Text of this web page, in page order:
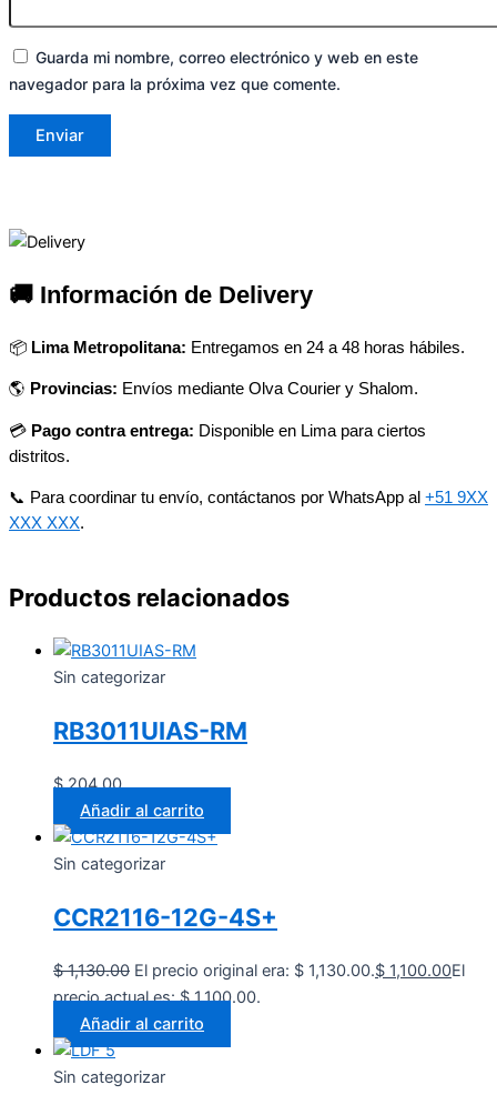
Guarda mi nombre, correo electrónico y web en este
navegador para la próxima vez que comente.
🚚 Información de Delivery
📦 Lima Metropolitana: Entregamos en 24 a 48 horas hábiles.
🌎 Provincias: Envíos mediante Olva Courier y Shalom.
💳 Pago contra entrega: Disponible en Lima para ciertos
distritos.
📞 Para coordinar tu envío, contáctanos por WhatsApp al +51 9XX
XXX XXX.
Productos relacionados
Sin categorizar
RB3011UIAS-RM
$204.00
Añadir al carrito
Sin categorizar
CCR2116-12G-4S+
$1,130.00 El precio original era: $ 1,130.00.$ 1,100.00El
precio actual es: $ 1,100.00.
Añadir al carrito
Sin categorizar